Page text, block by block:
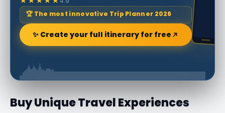
🏆 The most innovative Trip Planner 2026
✨ Create your full itinerary for free
Buy Unique Travel Experiences